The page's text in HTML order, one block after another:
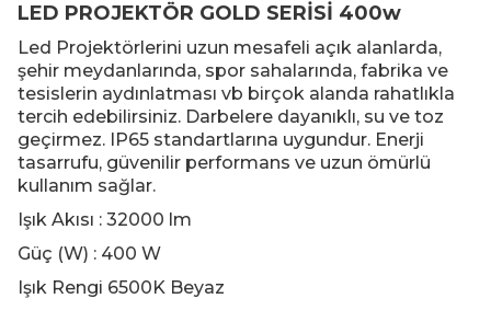
LED PROJEKTÖR GOLD SERİSİ 400w
Led Projektörlerini uzun mesafeli açık alanlarda,
şehir meydanlarında, spor sahalarında, fabrika ve
tesislerin aydınlatması vb birçok alanda rahatlıkla
tercih edebilirsiniz. Darbelere dayanıklı, su ve toz
geçirmez. IP65 standartlarına uygundur. Enerji
tasarrufu, güvenilir performans ve uzun ömürlü
kullanım sağlar.
Işık Akısı : 32000 lm
Güç (W) : 400 W
Işık Rengi 6500K Beyaz